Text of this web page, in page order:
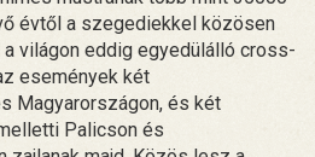
évtől a szegediekkel közösen
világon eddig egyedülálló cross-
események két
Magyarországon, és két
Palicson és